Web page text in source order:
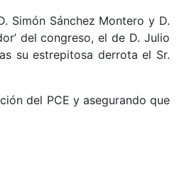
Simón Sánchez Montero y D.
del congreso, el de D. Julio
su estrepitosa derrota el Sr.
del PCE y asegurando que